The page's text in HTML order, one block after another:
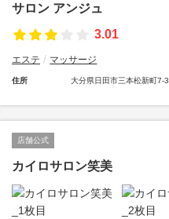
サロン アンジュ
3.01
エステ マッサージ
住所 大分県日田市三本松新町7-3
店舗公式
カイロサロン笑美